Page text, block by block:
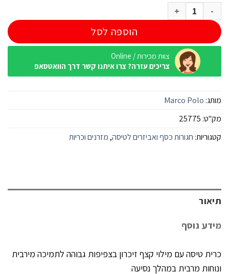
כמות של כרית במארז ספוג זכרון Marco Polo
הוספה לסל
צוות מכירות / Online
צריכים עזרה? צרו איתנו קשר דרך הוואטסאפ
מותג: Marco Polo
מק"ט: 25775
קטגוריות: חגורות כסף ואביזרים לטיסה, מזרנים וכריות
תיאור
מידע נוסף
כרית טיסה עם מילוי קצף זיכרון בצפיפות גבוהה לתמיכה מירבית
ונוחות מרבית במהלך נסיעה